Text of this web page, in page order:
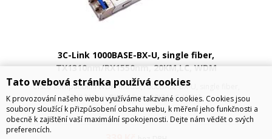
3C-Link 1000BASE-BX-U, single fiber,
TX1310nm/RX1550nm, 20KM,LC, WDM
Cisco kompatibilní WDM modul,1000BASE-BX-U, single fiber,
TX1310nm/RX1550nm, 20KM,LC, WDM
Tato webová stránka používá cookies
K provozování našeho webu využíváme takzvané cookies. Cookies jsou
soubory sloužící k přizpůsobení obsahu webu, k měření jeho funkčnosti a
obecně k zajištění vaší maximální spokojenosti. Dejte nám vědět o svých
preferencích.